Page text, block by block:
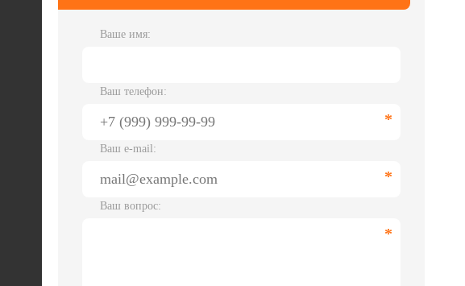
Ваше имя:
Ваш телефон:
Ваш e-mail:
Ваш вопрос: